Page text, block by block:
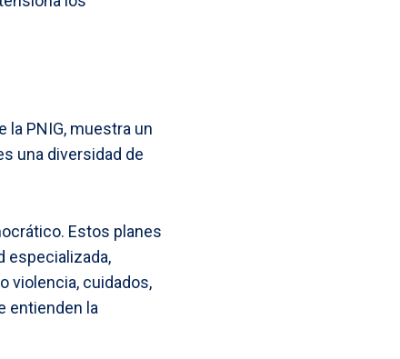
la PNIG, muestra un
una diversidad de
Estos planes
especializada,
violencia, cuidados,
entienden la